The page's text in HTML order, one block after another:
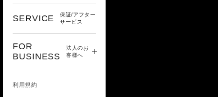
SERVICE
保証/アフター
サービス
FOR
BUSINESS
法人のお
客様へ
利用規約